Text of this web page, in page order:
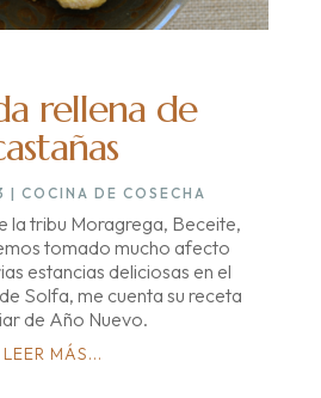
rellena de
|COCINA DE COSECHA
la tribu Moragrega, Beceite,
tomado mucho afecto
estancias deliciosas en el
Solfa, me cuenta su receta
de Año Nuevo.
LEER MÁS...